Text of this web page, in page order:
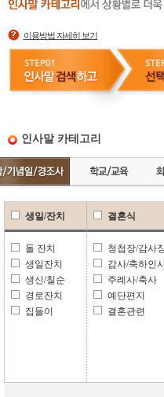
이용방법 자세히 보기
인사말 카테고리
생일/잔치
돌 잔치
생일잔치
생신/칠순
경로잔치
집들이
결혼식
청첩장/감사
감사/축하인
주례사/축사
예단편지
결혼관련